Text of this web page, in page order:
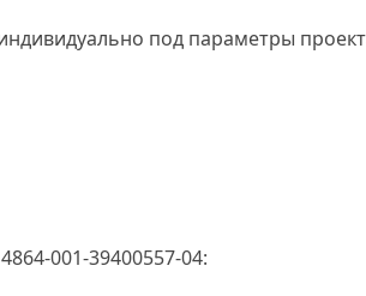
под параметры
001-39400557-04: